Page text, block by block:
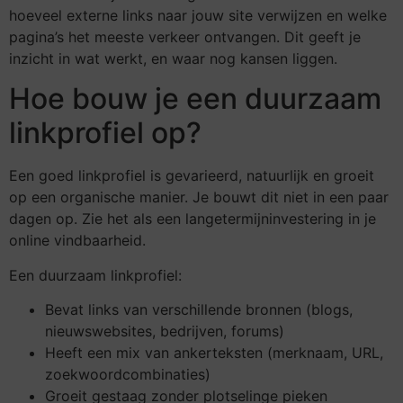
hoeveel externe links naar jouw site verwijzen en welke
pagina’s het meeste verkeer ontvangen. Dit geeft je
inzicht in wat werkt, en waar nog kansen liggen.
Hoe bouw je een duurzaam
linkprofiel op?
Een goed linkprofiel is gevarieerd, natuurlijk en groeit
op een organische manier. Je bouwt dit niet in een paar
dagen op. Zie het als een langetermijninvestering in je
online vindbaarheid.
Een duurzaam linkprofiel:
Bevat links van verschillende bronnen (blogs,
nieuwswebsites, bedrijven, forums)
Heeft een mix van ankerteksten (merknaam, URL,
zoekwoordcombinaties)
Groeit gestaag zonder plotselinge pieken